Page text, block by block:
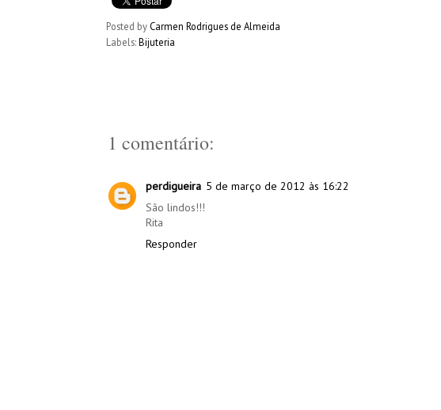
Posted by Carmen Rodrigues de Almeida
Labels:Bijuteria
1 comentário:
perdigueira 5 de março de 2012 às 16:22
São lindos!!!
Rita
Responder